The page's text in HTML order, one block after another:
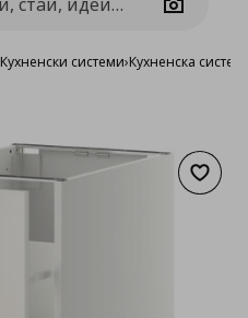
Camera
Кухненски системи›Кухненска